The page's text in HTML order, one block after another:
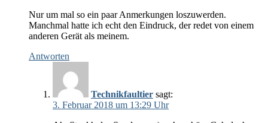
Nur um mal so ein paar Anmerkungen loszuwerden.
Manchmal hatte ich echt den Eindruck, der redet von einem
anderen Gerät als meinem.
Antworten
Technikfaultier sagt:
3. Februar 2018 um 13:29 Uhr